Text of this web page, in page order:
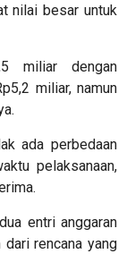
nilai besar untuk
miliar dengan
miliar, namun
ada perbedaan
pelaksanaan,
entri anggaran
rencana yang